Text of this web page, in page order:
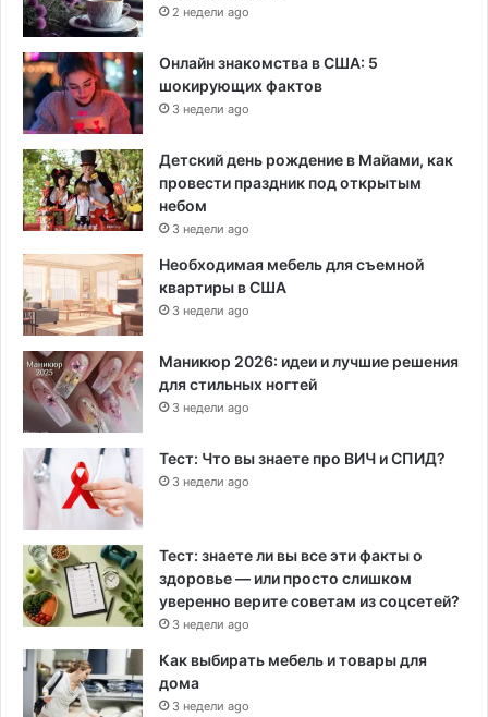
2 недели ago
Онлайн знакомства в США: 5
шокирующих фактов
3 недели ago
Детский день рождение в Майами, как
провести праздник под открытым
небом
3 недели ago
Необходимая мебель для съемной
квартиры в США
3 недели ago
Маникюр 2026: идеи и лучшие решения
для стильных ногтей
3 недели ago
Тест: Что вы знаете про ВИЧ и СПИД?
3 недели ago
Тест: знаете ли вы все эти факты о
здоровье — или просто слишком
уверенно верите советам из соцсетей?
3 недели ago
Как выбирать мебель и товары для
дома
3 недели ago